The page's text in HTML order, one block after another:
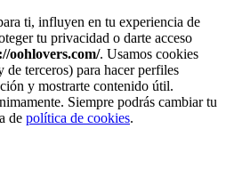
ti, influyen en tu experiencia de
tu privacidad o darte acceso
oohlovers.com/. Usamos cookies
terceros) para hacer perfiles
y mostrarte contenido útil.
Siempre podrás cambiar tu
de política de cookies.